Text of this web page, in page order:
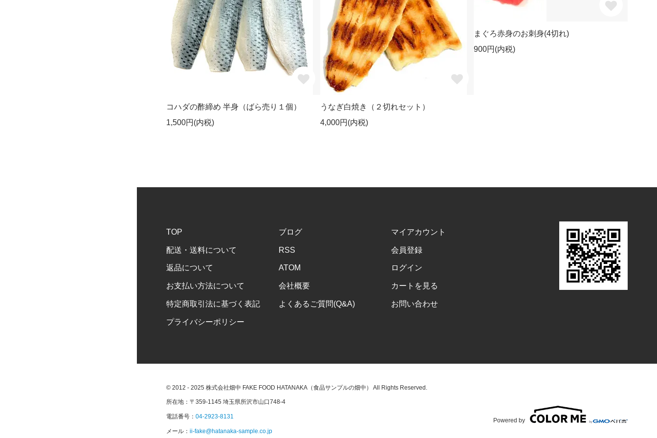
コハダの酢締め 半身（ばら売り１個）
1,500円(内税)
うなぎ白焼き（２切れセット）
4,000円(内税)
まぐろ赤身のお刺身(4切れ)
900円(内税)
TOP
配送・送料について
返品について
お支払い方法について
特定商取引法に基づく表記
プライバシーポリシー
ブログ
RSS
ATOM
会社概要
よくあるご質問(Q&A)
マイアカウント
会員登録
ログイン
カートを見る
お問い合わせ
© 2012 - 2025 株式会社畑中 FAKE FOOD HATANAKA（食品サンプルの畑中） All Rights Reserved.
所在地：〒359-1145 埼玉県所沢市山口748-4
電話番号： 04-2923-8131
メール： ii-fake@hatanaka-sample.co.jp
Powered by